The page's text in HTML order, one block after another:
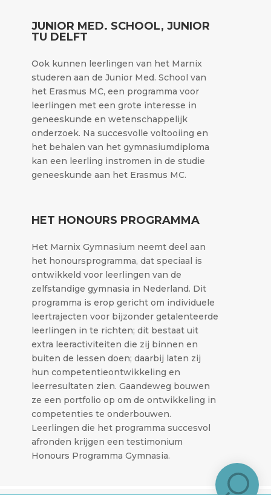
JUNIOR MED. SCHOOL, JUNIOR
TU DELFT
Ook kunnen leerlingen van het Marnix
studeren aan de Junior Med. School van
het Erasmus MC, een programma voor
leerlingen met een grote interesse in
geneeskunde en wetenschappelijk
onderzoek. Na succesvolle voltooiing en
het behalen van het gymnasiumdiploma
kan een leerling instromen in de studie
geneeskunde aan het Erasmus MC.
HET HONOURS PROGRAMMA
Het Marnix Gymnasium neemt deel aan
het honoursprogramma, dat speciaal is
ontwikkeld voor leerlingen van de
zelfstandige gymnasia in Nederland. Dit
programma is erop gericht om individuele
leertrajecten voor bijzonder getalenteerde
leerlingen in te richten; dit bestaat uit
extra leeractiviteiten die zij binnen en
buiten de lessen doen; daarbij laten zij
hun competentieontwikkeling en
leerresultaten zien. Gaandeweg bouwen
ze een portfolio op om de ontwikkeling in
competenties te onderbouwen.
Leerlingen die het programma succesvol
afronden krijgen een testimonium
Honours Programma Gymnasia.